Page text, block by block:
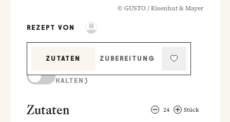
© GUSTO / Eisenhut & Mayer
REZEPT VON
ZUTATEN
ZUBEREITUNG
HALTEN)
Zutaten 24 Stück